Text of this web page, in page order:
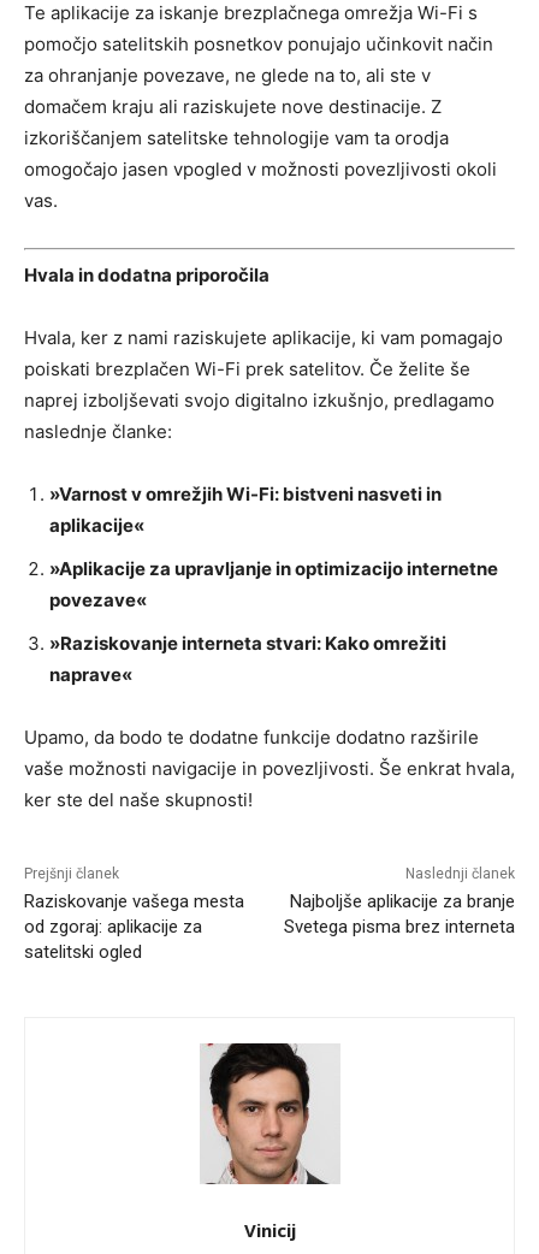
Te aplikacije za iskanje brezplačnega omrežja Wi-Fi s
pomočjo satelitskih posnetkov ponujajo učinkovit način
za ohranjanje povezave, ne glede na to, ali ste v
domačem kraju ali raziskujete nove destinacije. Z
izkoriščanjem satelitske tehnologije vam ta orodja
omogočajo jasen vpogled v možnosti povezljivosti okoli
vas.
Hvala in dodatna priporočila
Hvala, ker z nami raziskujete aplikacije, ki vam pomagajo
poiskati brezplačen Wi-Fi prek satelitov. Če želite še
naprej izboljševati svojo digitalno izkušnjo, predlagamo
naslednje članke:
»Varnost v omrežjih Wi-Fi: bistveni nasveti in
aplikacije«
»Aplikacije za upravljanje in optimizacijo internetne
povezave«
»Raziskovanje interneta stvari: Kako omrežiti
naprave«
Upamo, da bodo te dodatne funkcije dodatno razširile
vaše možnosti navigacije in povezljivosti. Še enkrat hvala,
ker ste del naše skupnosti!
Prejšnji članek
Raziskovanje vašega mesta
od zgoraj: aplikacije za
satelitski ogled
Naslednji članek
Najboljše aplikacije za branje
Svetega pisma brez interneta
Vinicij